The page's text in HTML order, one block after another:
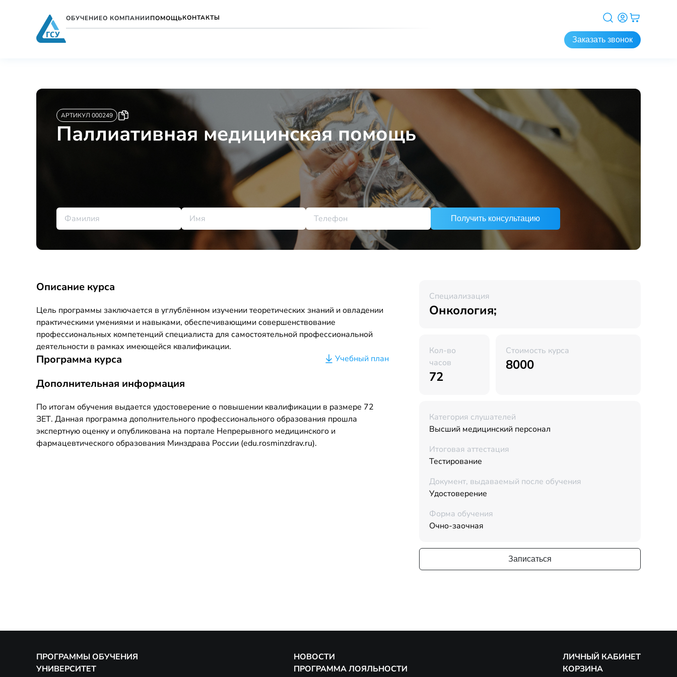
ОБУЧЕНИЕО КОМПАНИИПОМОЩЬКОНТАКТЫ
Заказать звонок
АРТИКУЛ 000249
Паллиативная медицинская помощь
Получить консультацию
Описание курса
Цель программы заключается в углублённом изучении теоретических знаний и овладении
практическими умениями и навыками, обеспечивающими совершенствование
профессиональных компетенций специалиста для самостоятельной профессиональной
деятельности в рамках имеющейся квалификации.
Программа курса Учебный план
Дополнительная информация
По итогам обучения выдается удостоверение о повышении квалификации в размере 72
ЗЕТ. Данная программа дополнительного профессионального образования прошла
экспертную оценку и опубликована на портале Непрерывного медицинского и
фармацевтического образования Минздрава России (edu.rosminzdrav.ru).
Специализация
Онкология;
Кол-во
часов
72
Стоимость курса
8000
Категория слушателей
Высший медицинский персонал
Итоговая аттестация
Тестирование
Документ, выдаваемый после обучения
Удостоверение
Форма обучения
Очно-заочная
Записаться
ПРОГРАММЫ ОБУЧЕНИЯ
УНИВЕРСИТЕТ
НОВОСТИ
ПРОГРАММА ЛОЯЛЬНОСТИ
ЛИЧНЫЙ КАБИНЕТ
КОРЗИНА